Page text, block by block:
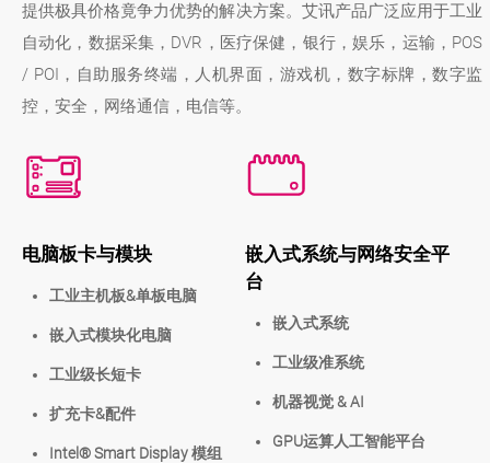
提供极具价格竟争力优势的解决方案。艾讯产品广泛应用于工业
自动化，数据采集，DVR，医疗保健，银行，娱乐，运输，POS
/ POI，自助服务终端，人机界面，游戏机，数字标牌，数字监
控，安全，网络通信，电信等。
电脑板卡与模块
工业主机板&单板电脑
嵌入式模块化电脑
工业级长短卡
扩充卡&配件
Intel® Smart Display 模组
嵌入式系统与网络安全平
台
嵌入式系统
工业级准系统
机器视觉 & AI
GPU运算人工智能平台